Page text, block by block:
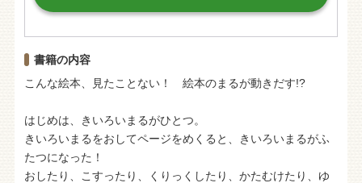
書籍の内容
こんな絵本、見たことない！ 絵本のまるが動きだす!?
はじめは、きいろいまるがひとつ。
きいろいまるをおしてページをめくると、きいろいまるがふ
たつになった！
おしたり、こすったり、くりっくしたり、かたむけたり、ゆ